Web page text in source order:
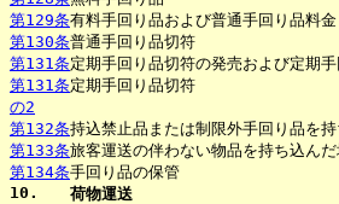
第129条有料手回り品および普通手回り品料金
第130条普通手回り品切符
第131条定期手回り品切符の発売および定期
第131条
の2
定期手回り品切符
第132条持込禁止品または制限外手回り品を
第133条旅客運送の伴わない物品を持ち込ん
第134条手回り品の保管
10.
荷物運送